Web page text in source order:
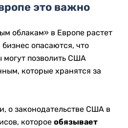
это важно
облакам» в Европе растет
опасаются, что
могут позволить США
которые хранятся за
о законодательстве США в
которое обязывает